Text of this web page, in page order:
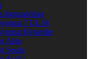
liggunderlag
7 UL M
Hyperlite
Akto
Soulo